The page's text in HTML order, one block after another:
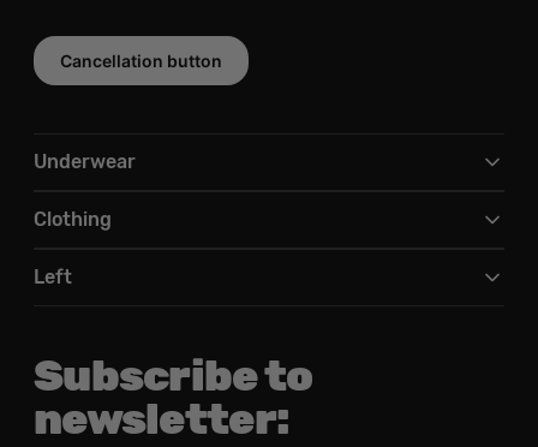
Cancellation button
Underwear
Clothing
Left
Subscribe to
newsletter: